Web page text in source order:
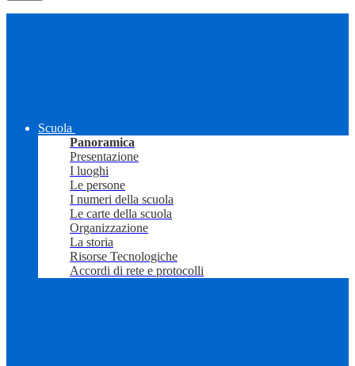
Scuola
Panoramica
Presentazione
I luoghi
Le persone
I numeri della scuola
Le carte della scuola
Organizzazione
La storia
Risorse Tecnologiche
Accordi di rete e protocolli